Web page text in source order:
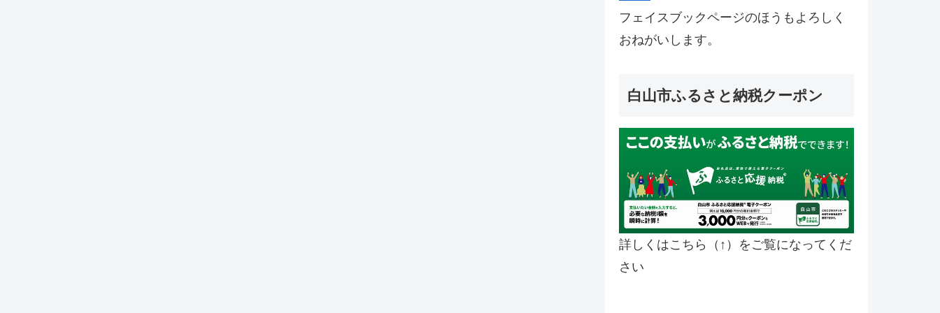
フェイスブックページのほうもよろしく
おねがいします。
白山市ふるさと納税クーポン
詳しくはこちら（↑）をご覧になってくだ
さい